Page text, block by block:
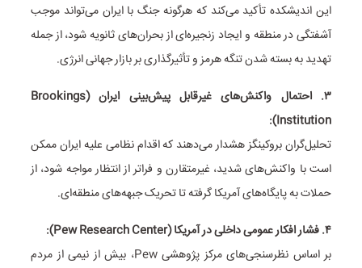
این اندیشکده تأکید می‌کند که هرگونه جنگ با ایران می‌تواند موجب
آشفتگی در منطقه و ایجاد زنجیره‌ای از بحران‌های ثانویه شود، از جمله
تهدید به بسته شدن تنگه هرمز و تأثیرگذاری بر بازار جهانی انرژی.
۳. احتمال واکنش‌های غیرقابل پیش‌بینی ایران (Brookings
Institution):
تحلیل‌گران بروکینگز هشدار می‌دهند که اقدام نظامی علیه ایران ممکن
است با واکنش‌های شدید، غیرمتقارن و فراتر از انتظار مواجه شود، از
حملات به پایگاه‌های آمریکا گرفته تا تحریک جبهه‌های منطقه‌ای.
۴. فشار افکار عمومی داخلی در آمریکا (Pew Research Center):
بر اساس نظرسنجی‌های مرکز پژوهشی Pew، بیش از نیمی از مردم